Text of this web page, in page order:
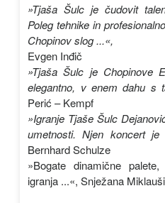
»Tjaša Šulc je čudovit
Poleg tehnike in
Chopinov slog ...«,
Evgen Inđič
»Tjaša Šulc je Chopinove
elegantno, v enem dahu s
Perić – Kempf
»Igranje Tjaše Šulc
umetnosti. Njen koncert
Bernhard Schulze
»Bogate dinamične
igranja ...«, Snježana